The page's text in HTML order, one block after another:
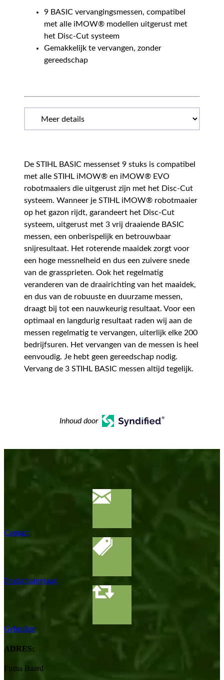
9 BASIC vervangingsmessen, compatibel
met alle iMOW® modellen uitgerust met
het Disc-Cut systeem
Gemakkelijk te vervangen, zonder
gereedschap
De STIHL BASIC messenset 9 stuks is compatibel
met alle STIHL iMOW® en iMOW® EVO
robotmaaiers die uitgerust zijn met het Disc-Cut
systeem. Wanneer je STIHL iMOW® robotmaaier
op het gazon rijdt, garandeert het Disc-Cut
systeem, uitgerust met 3 vrij draaiende BASIC
messen, een onberispelijk en betrouwbaar
snijresultaat. Het roterende maaidek zorgt voor
een hoge messnelheid en dus een zuivere snede
van de grassprieten. Ook het regelmatig
veranderen van de draairichting van het maaidek,
en dus van de robuuste en duurzame messen,
draagt bij tot een nauwkeurig resultaat. Voor een
optimaal en langdurig resultaat raden wij aan de
messen regelmatig te vervangen, uiterlijk elke 200
bedrijfsuren. Het vervangen van de messen is heel
eenvoudig. Je hebt geen gereedschap nodig.
Vervang de 3 STIHL BASIC messen altijd tegelijk.
Inhoud door
Contact
Productaanvraag
Gebruikte
ADRES:
Firma Baard